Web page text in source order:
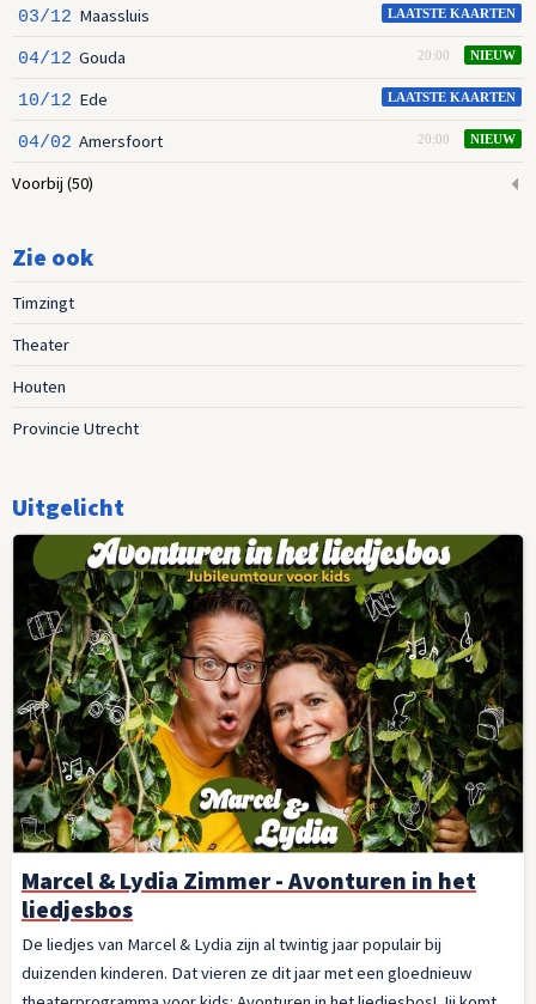
LAATSTE KAARTEN
03/12 Maassluis
NIEUW
20:00
04/12 Gouda
LAATSTE KAARTEN
10/12 Ede
NIEUW
20:00
04/02 Amersfoort
Voorbij (50)
Zie ook
Timzingt
Theater
Houten
Provincie Utrecht
Uitgelicht
Marcel & Lydia Zimmer - Avonturen in het
liedjesbos
De liedjes van Marcel & Lydia zijn al twintig jaar populair bij
duizenden kinderen. Dat vieren ze dit jaar met een gloednieuw